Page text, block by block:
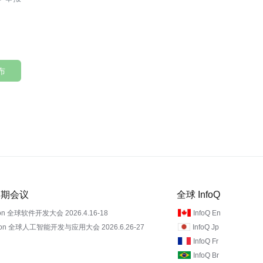
会议
全球软件开发大会 2026.4.16-18
全球人工智能开发与应用大会 2026.6.26-27
全球 InfoQ
InfoQ En
InfoQ Jp
InfoQ Fr
InfoQ Br